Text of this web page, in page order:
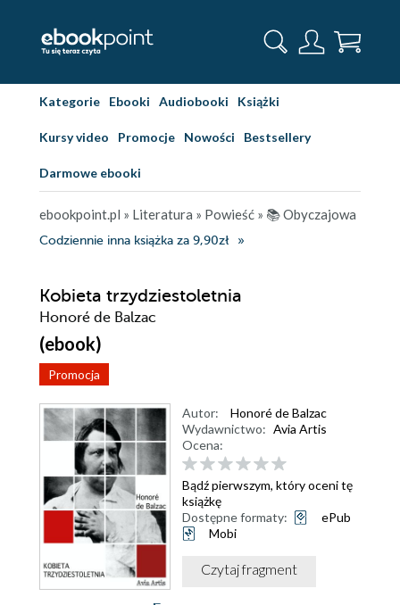
Kategorie Ebooki Audiobooki Książki
Kursy video Promocje Nowości Bestsellery
Darmowe ebooki
ebookpoint.pl » Literatura » Powieść » 📚 Obyczajowa
Codziennie inna książka za 9,90zł
Kobieta trzydziestoletnia
Honoré de Balzac
(ebook)
Promocja
Autor:
Honoré de Balzac
Wydawnictwo: Avia Artis
Ocena:
Bądź pierwszym, który oceni tę
książkę
Dostępne formaty:
ePub
Mobi
Czytaj fragment